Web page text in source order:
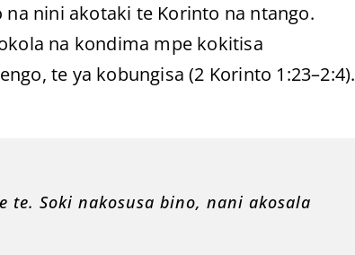
nini akotaki te Korinto na ntango.
na kondima mpe kokitisa
te ya kobungisa (2 Korinto 1:23–2:4).
te. Soki nakosusa bino, nani akosala